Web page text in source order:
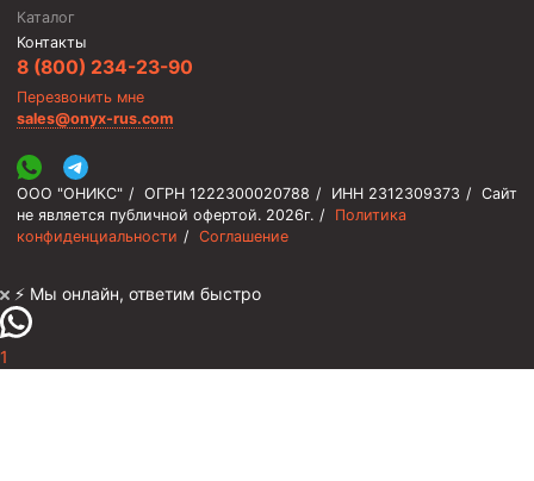
Каталог
Контакты
8 (800) 234-23-90
Перезвонить мне
sales@onyx-rus.com
ООО "ОНИКС" / ОГРН 1222300020788 / ИНН 2312309373 / Сайт
не является публичной офертой. 2026г. /
Политика
конфиденциальности / Соглашение
⚡️ Мы онлайн, ответим быстро
1